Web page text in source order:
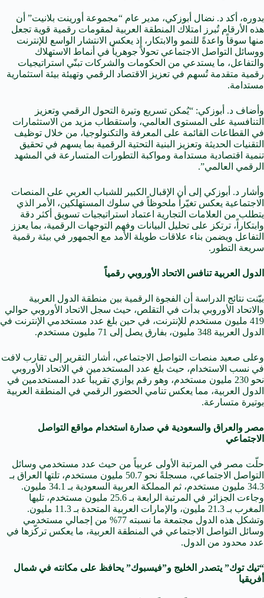
بدوره، أكد د. نضال أبوزكي، مدير عام “مجموعة أورينت بلانيت” أن
هذه الأرقام تُبرز امتلاك المنطقة العربية لمقومات رقمية قوية تجعل
منها سوقاً واعدةً للنمو والابتكار، إذ يعكس الانتشار الواسع للإنترنت
ووسائل التواصل الاجتماعي تحولاً جوهرياً في أنماط الاستهلاك
والتفاعل، ما يستدعي من الحكومات والشركات تبنّي استراتيجيات
رقمية متقدمة تُسهم في تعزيز الاقتصاد الرقمي وتهيئة بيئة استثمارية
مستدامة.
وأضاف د. أبوزكي: “يُمكن تسريع وتيرة التحول الرقمي وتعزيز
التنافسية على المستوى العالمي، واستقطاب مزيد من الاستثمارات
في القطاعات القائمة على المعرفة والتكنولوجيا، من خلال توظيف
التقنيات الحديثة وتعزيز البنية التحتية الرقمية بما يسهم في تحقيق
تنمية اقتصادية مستدامة ومواكبة التطورات المتسارعة في المشهد
الرقمي العالمي”.
وأشار د. أبوزكي إلى أن الإقبال الكبير للشباب العربي على المنصات
الاجتماعية يعكس تغيّراً ملحوظاً في سلوك المستهلكين، الأمر الذي
يتطلب من العلامات التجارية اعتماد استراتيجيات تسويق أكثر دقة
وابتكاراً، ترتكز على تحليل البيانات وفهم التوجهات الرقمية، بما يعزز
التفاعل ويضمن بناء علاقات طويلة الأمد مع الجمهور في بيئة رقمية
سريعة التطور.
الدول العربية تنافس الاتحاد الأوروبي رقمياً
بيّنت نتائج الدراسة أن الفجوة الرقمية بين منطقة الدول العربية
والاتحاد الأوروبي بدأت في التقلص، حيث سجل الاتحاد الأوروبي حوالي
419 مليون مستخدم للإنترنت، في حين بلغ عدد مستخدمي الإنترنت في
الدول العربية 348 مليون، بفارق يصل إلى 71 مليون مستخدم.
وعلى صعيد منصات التواصل الاجتماعي، أشار التقرير إلى تقارب لافت
في نسب الاستخدام، حيث بلغ عدد المستخدمين في الاتحاد الأوروبي
نحو 230 مليون مستخدم، وهو رقم يوازي تقريباً عدد المستخدمين في
الدول العربية، مما يعكس تنامي الحضور الرقمي في المنطقة العربية
بوتيرة متسارعة.
مصر والعراق والسعودية في صدارة استخدام مواقع التواصل
الاجتماعي
حلّت مصر في المرتبة الأولى عربياً من حيث عدد مستخدمي وسائل
التواصل الاجتماعي، مسجلةً نحو 50.7 مليون مستخدم، تلتها العراق بـ
34.3 مليون مستخدم، ثم المملكة العربية السعودية بـ 34.1 مليون.
وجاءت الجزائر في المرتبة الرابعة بـ 25.6 مليون مستخدم، تليها
المغرب بـ 21.3 مليون، والإمارات العربية المتحدة بـ 11.3 مليون.
وتشكل هذه الدول مجتمعة ما نسبته 77% من إجمالي مستخدمي
وسائل التواصل الاجتماعي في المنطقة العربية، ما يعكس تركّزها في
عدد محدود من الدول.
“تيك توك” يتصدر الخليج و”فيسبوك” يحافظ على مكانته في شمال
أفريقيا